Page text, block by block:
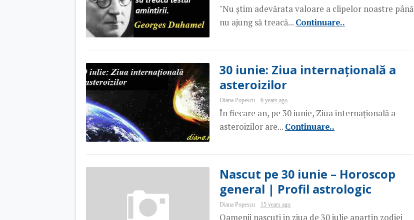
"Nu știm adevărata valoare a clipelor noastre până
nu ajung să treacă... Continuare..
30 iunie: Ziua internațională a
asteroizilor
Diana Popescu 6 years ago
În fiecare an, pe 30 iunie, Ziua internațională a
asteroizilor are... Continuare..
Nascut pe 30 iunie – Horoscop
general | Profil astrologic
Diana Popescu 15 years ago
Oamenii nascuti in ziua de 30 iulie apartin zodiei